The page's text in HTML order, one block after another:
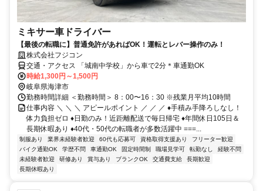
ミキサー車ドライバー
【最後の転職に】普通免許があればOK！運転とレバー操作のみ！
株式会社フジコン
交通・アクセス 「城南中学校」から車で2分＊車通勤OK
時給1,300円～1,500円
岐阜県海津市
勤務時間詳細 ＜勤務時間＞ 8：00〜16：30 ※残業月平均10時間
仕事内容 ＼ ＼ ＼ アピールポイント ／ ／ ／ ♦手積み手降ろしなし！
体力負担ゼロ ♦日勤のみ！近距離配送で毎日帰宅 ♦年間休日105日＆
長期休暇あり ♦40代・50代の転職者が多数活躍中 ===...
制服あり 業界未経験者歓迎 60代も応募可 資格取得支援あり
フリーター歓迎
バイク通勤OK
学歴不問 車通勤OK 固定時間制 職場見学可 転勤なし
経験不問
未経験者歓迎
研修あり 賞与あり ブランクOK 交通費支給
長期歓迎
長期休暇あり